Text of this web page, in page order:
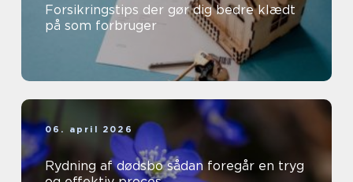
Forsikringstips der gør dig bedre klædt
på som forbruger
06. april 2026
Rydning af dødsbo sådan foregår en tryg